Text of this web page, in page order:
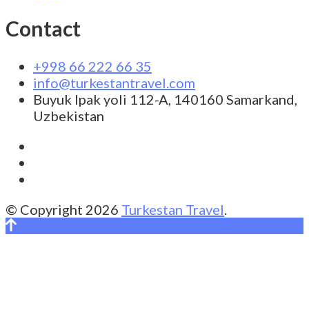
Contact
+998 66 222 66 35
info@turkestantravel.com
Buyuk Ipak yoli 112-A, 140160 Samarkand,
Uzbekistan
© Copyright 2026 Turkestan Travel.